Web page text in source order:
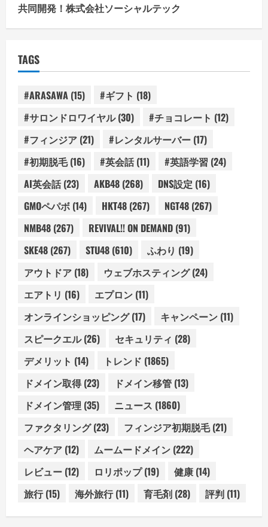
共同開発！株式会社ソーシャルテック
TAGS
#ARASAWA (15) #ギフト (18)
#サロンドロワイヤル(30) #チョコレート (12)
#フィンジア (21) #レンタルサーバー (17)
#初期脱毛(16) #英会話(11) #英語学習 (24)
AI英会話(23) AKB48 (268) DNS設定 (16)
GMOペパボ (14) HKT48 (267) NGT48 (267)
NMB48 (267) REVIVAL!! ON DEMAND (91)
SKE48 (267) STU48 (610) ふわり (19)
アウトドア (18) ウェブホスティング(24)
エアトリ (16) エプロン (11)
オンラインショッピング(17) キャンペーン (11)
スピークエル(26) セキュリティ (28)
デメリット (14) トレンド (1865)
ドメイン取得(23) ドメイン移管 (13)
ドメイン管理 (35) ニュース (1860)
ファクタリング(23) フィンジア初期脱毛(21)
ヘアケア (12) ムームードメイン (222)
レビュー (12) ロリポップ(19) 健康 (14)
旅行(15) 海外旅行(11) 育毛剤 (28) 評判 (11)